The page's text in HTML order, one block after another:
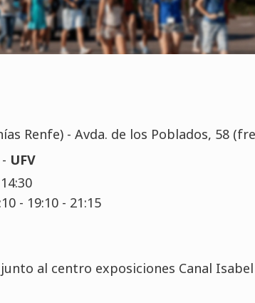
Renfe) - Avda. de los Poblados, 58
- UFV
- 19:10 - 21:15
al centro exposiciones Canal